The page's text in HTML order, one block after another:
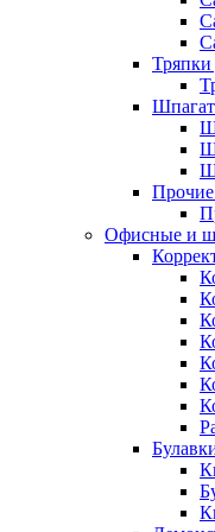
Тряпки
Прочие
Офисные и